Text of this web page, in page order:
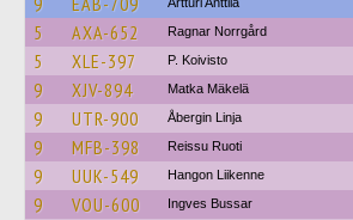
5 AXA-652 Ragnar Norrgård
5 XLE-397 P. Koivisto
9 XJV-894 Matka Mäkelä
9 UTR-900 Åbergin Linja
9 MFB-398 Reissu Ruoti
9 UUK-549 Hangon Liikenne
9 VOU-600 Ingves Bussar